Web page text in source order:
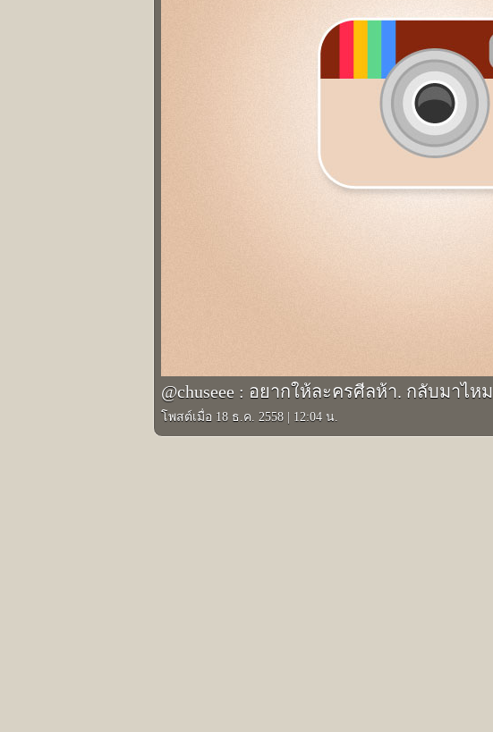
@chuseee : อยากให้ละครศีลห้า. กลับมาไหม
โพสต์เมื่อ 18 ธ.ค. 2558 12:04 น.